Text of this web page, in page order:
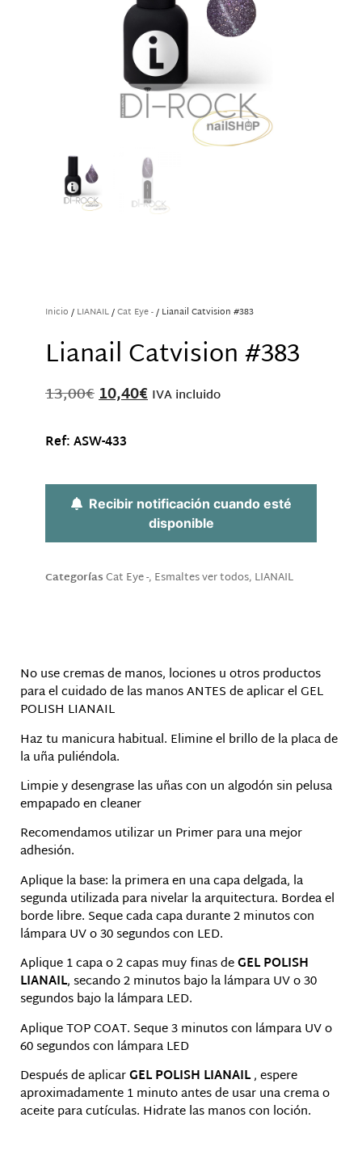
Inicio / LIANAIL/Cat Eye -/ Lianail Catvision #383
Lianail Catvision #383
13,00€10,40€ IVA incluido
Ref:ASW-433
Recibir notificación cuando esté
disponible
CategoríasCat Eye -, Esmaltes ver todos, LIANAIL
No use cremas de manos, lociones u otros productos
para el cuidado de las manos ANTES de aplicar el GEL
POLISH LIANAIL
Haz tu manicura habitual. Elimine el brillo de la placa de
la uña puliéndola.
Limpie y desengrase las uñas con un algodón sin pelusa
empapado en cleaner
Recomendamos utilizar un Primer para una mejor
adhesión.
Aplique la base: la primera en una capa delgada, la
segunda utilizada para nivelar la arquitectura. Bordea el
borde libre. Seque cada capa durante 2 minutos con
lámpara UV o 30 segundos con LED.
Aplique 1 capa o 2 capas muy finas deGEL POLISH
LIANAIL, secando 2 minutos bajo la lámpara UV o 30
segundos bajo la lámpara LED.
Aplique TOP COAT. Seque 3 minutos con lámpara UV o
60 segundos con lámpara LED
Después de aplicarGEL POLISH LIANAIL, espere
aproximadamente 1 minuto antes de usar una crema o
aceite para cutículas. Hidrate las manos con loción.